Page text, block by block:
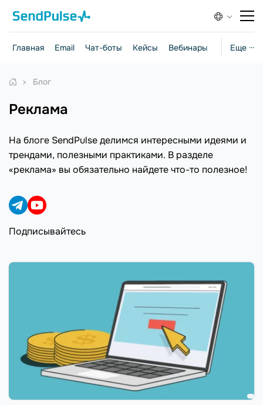
Еще ···
Главная Email Чат-боты Кейсы Вебинары Стратегии
Блог
реклама
На блоге SendPulse делимся интересными идеями и
трендами, полезными практиками. В разделе
«реклама» вы обязательно найдете что-то полезное!
Подписывайтесь